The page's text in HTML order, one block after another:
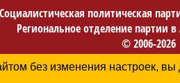
Социалистическая политическая
Региональное отделение партии в
© 2006-2026
Политика в отношении
без изменения настроек,